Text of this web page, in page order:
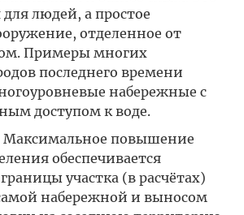
людей, а простое
отделенное от
Примеры многих
последнего времени
набережные с
доступом к воде.
повышение
обеспечивается
участка (в расчётах)
набережной и выносом